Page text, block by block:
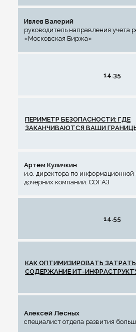
Ивлев Валерий
руководитель направления учета
«Московская Биржа»
14.35
ПЕРИМЕТР БЕЗОПАСНОСТИ: ГДЕ
ЗАКАНЧИВАЮТСЯ ВАШИ
Артем Куличкин
и.о. директора по информационной
дочерних компаний. СОГАЗ
14.55
КАК ОПТИМИЗИРОВАТЬ
СОДЕРЖАНИЕ ИТ-
Алексей Лесных
специалист отдела развития